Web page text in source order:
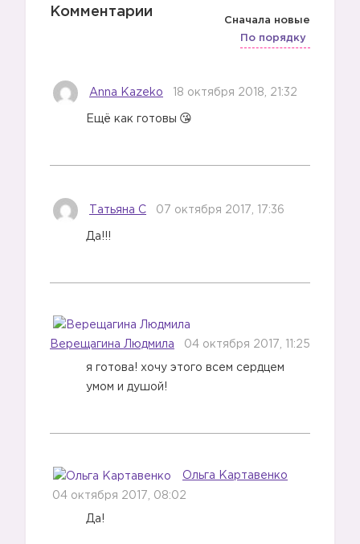
Комментарии
Сначала новые
По порядку
Anna Kazeko 18 октября 2018, 21:32
Ещё как готовы
Татьяна С 07 октября 2017, 17:36
Да!!!
Верещагина Людмила 04 октября 2017, 11:25
я готова! хочу этого всем сердцем
умом и душой!
Ольга Картавенко
04 октября 2017, 08:02
Да!